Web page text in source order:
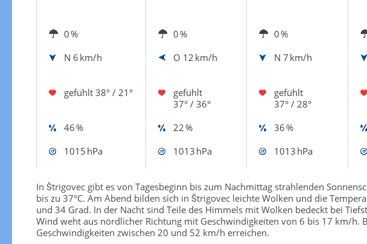
0 % 0 % 0 %
N 6 km/h O 12 km/h N 7 km/h
gefühlt 38° / 21°
gefühlt
37° / 36°
gefühlt
37° / 28°
46 % 22 % 36 %
1015 hPa
1013 hPa 1013 hPa
In Štrigovec gibt es von Tagesbeginn bis zum Nachmittag strahlenden
bis zu 37°C. Am Abend bilden sich in Štrigovec leichte Wolken und die
und 34 Grad. In der Nacht sind Teile des Himmels mit Wolken bedeckt bei
Wind weht aus nördlicher Richtung mit Geschwindigkeiten von 6 bis 17 km/h.
Geschwindigkeiten zwischen 20 und 52 km/h erreichen.